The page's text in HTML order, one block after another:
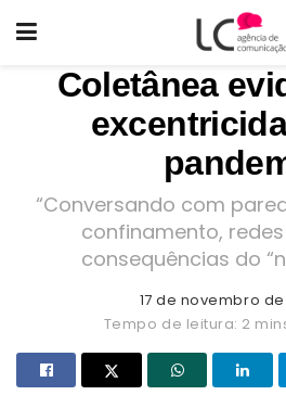
Coletânea
“Conversando com
confinamento,
consequências do
17 de novembro
Tempo de leitura: 2